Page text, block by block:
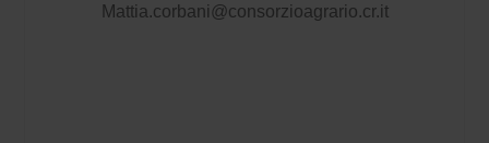
Mattia.corbani@consorzioagrario.cr.it